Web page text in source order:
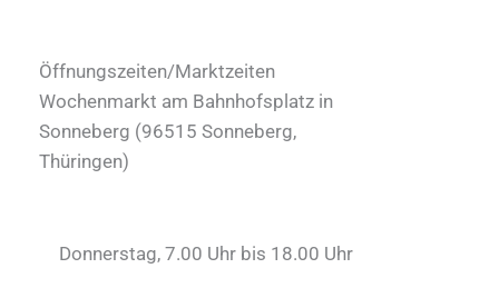
Öffnungszeiten/Marktzeiten
Wochenmarkt am Bahnhofsplatz in
Sonneberg (96515 Sonneberg,
Thüringen)
Donnerstag, 7.00 Uhr bis 18.00 Uhr